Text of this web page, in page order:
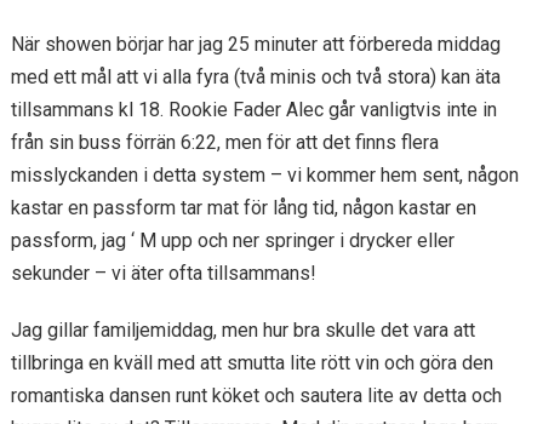
När showen börjar har jag 25 minuter att förbereda middag
med ett mål att vi alla fyra (två minis och två stora) kan äta
tillsammans kl 18. Rookie Fader Alec går vanligtvis inte in
från sin buss förrän 6:22, men för att det finns flera
misslyckanden i detta system – vi kommer hem sent, någon
kastar en passform tar mat för lång tid, någon kastar en
passform, jag ‘ M upp och ner springer i drycker eller
sekunder – vi äter ofta tillsammans!
Jag gillar familjemiddag, men hur bra skulle det vara att
tillbringa en kväll med att smutta lite rött vin och göra den
romantiska dansen runt köket och sautera lite av detta och